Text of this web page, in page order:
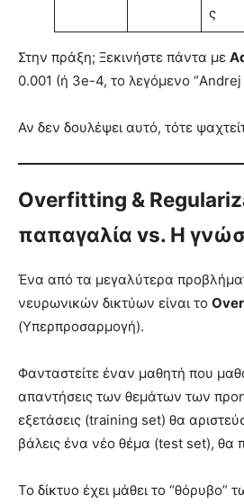
ς
Στην πράξη; Ξεκινήστε πάντα με
0.001 (ή 3e-4, το λεγόμενο
Αν δεν δουλέψει αυτό, τότε
Overfitting &
παπαγαλία vs. Η
Ένα από τα μεγαλύτερα
νευρωνικών δικτύων είναι το
(Υπερπροσαρμογή).
Φανταστείτε έναν μαθητή που
απαντήσεις των θεμάτων των
εξετάσεις (training set) θα
βάλεις ένα νέο θέμα (test set), θα
Το δίκτυο έχει μάθει το “θόρυβο”